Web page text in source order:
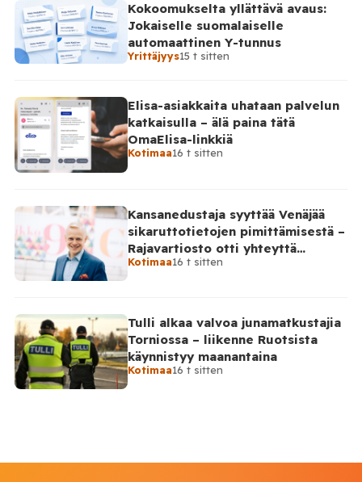
Kokoomukselta yllättävä avaus:
Jokaiselle suomalaiselle
automaattinen Y-tunnus
Yrittäjyys15 t sitten
Elisa-asiakkaita uhataan palvelun
katkaisulla – älä paina tätä
OmaElisa-linkkiä
Kotimaa16 t sitten
Kansanedustaja syyttää Venäjää
sikaruttotietojen pimittämisestä –
Rajavartiosto otti yhteyttä
Venäjälle
Kotimaa16 t sitten
Tulli alkaa valvoa junamatkustajia
Torniossa – liikenne Ruotsista
käynnistyy maanantaina
Kotimaa16 t sitten